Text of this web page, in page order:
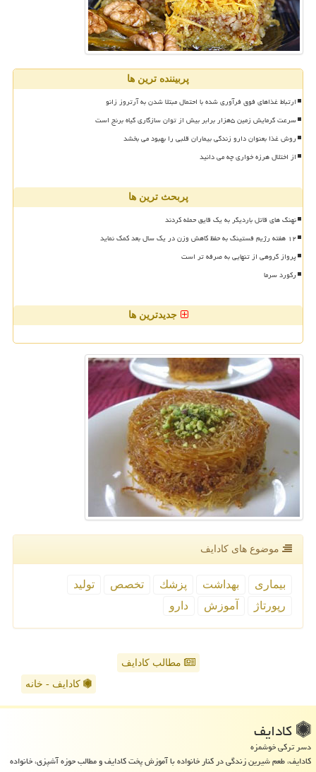
پربیننده ترین ها
ارتباط غذاهای فوق فرآوری شده با احتمال مبتلا شدن به آرتروز زانو
سرعت گرمایش زمین ۵هزار برابر بیش از توان سازگاری گیاه برنج است
روش غذا بعنوان دارو زندگی بیماران قلبی را بهبود می بخشد
از اختلال هرزه خواری چه می دانید
پربحث ترین ها
نهنگ های قاتل باردیگر به یک قایق حمله کردند
۱۲ هفته رژیم فستینگ به حفظ کاهش وزن در یک سال بعد کمک نماید
پرواز گروهی از تنهایی به صرفه تر است
رکورد سرما
جدیدترین ها
موضوع های كادایف
بیماری بهداشت پزشك تخصص
تولید
رپورتاژ
آموزش دارو
مطالب کادایف
کادایف - خانه
كادایف
دسر ترکی خوشمزه
کادایف، طعم شیرین زندگی در کنار خانواده با آموزش پخت کادایف و مطالب حوزه آشپزی، خانواده